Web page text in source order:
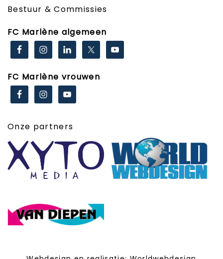
Bestuur & Commissies
FC Marlène algemeen
FC Marlène vrouwen
Onze partners